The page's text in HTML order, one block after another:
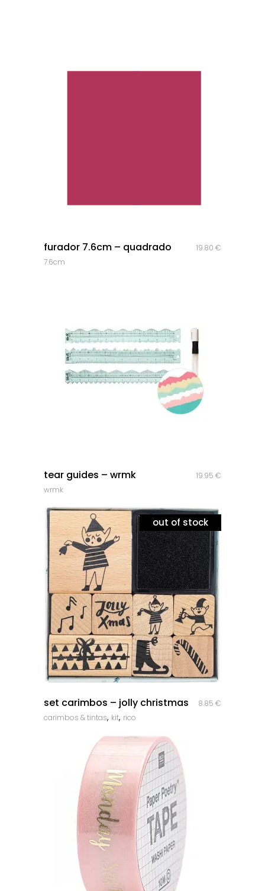
furador 7.6cm – quadrado 19.80 €
7.6cm
tear guides – wrmk 19.95 €
wrmk
out of stock
set carimbos – jolly christmas 8.85 €
carimbos & tintas, kit, rico